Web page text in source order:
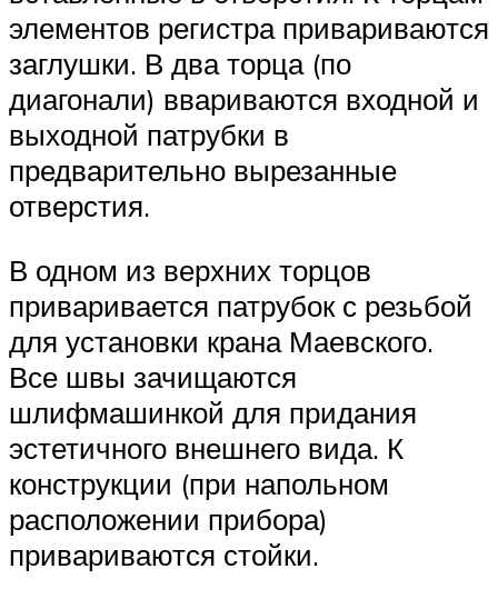
элементов регистра привариваются
заглушки. В два торца (по
диагонали) ввариваются входной и
выходной патрубки в
предварительно вырезанные
отверстия.
В одном из верхних торцов
приваривается патрубок с резьбой
для установки крана Маевского.
Все швы зачищаются
шлифмашинкой для придания
эстетичного внешнего вида. К
конструкции (при напольном
расположении прибора)
привариваются стойки.